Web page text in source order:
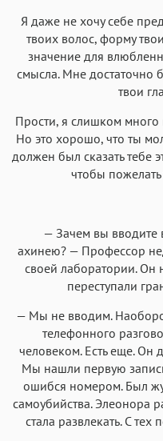
Я даже не хочу себе
твоих волос, форму
значение для
смысла. Мне достаточно
твои
Прости, я слишком много
Но это хорошо, что ты
должен был сказать тебе
чтобы
— Зачем вы вводите
ахинею? — Профессор
своей лаборатории. Он
переступали
— Мы не вводим.
телефонного
человеком. Есть еще. Он
Мы нашли первую
ошибся номером. Был
самоубийства. Элеонора
стала развлекать. С